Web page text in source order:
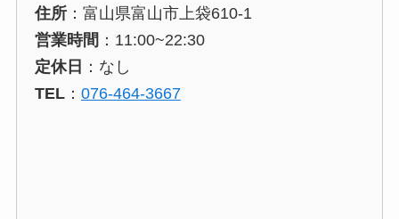
住所：富山県富山市上袋610-1
営業時間 ：11:00~22:30
定休日 ：なし
TEL： 076-464-3667